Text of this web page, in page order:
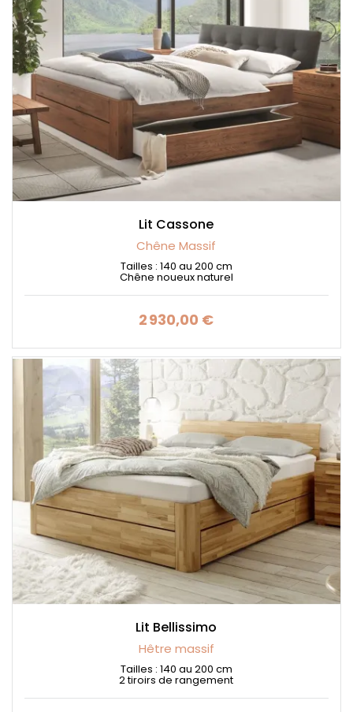
Lit Cassone
Chêne Massif
Tailles : 140 au 200 cm
Chêne noueux naturel
Prix
2 930,00 €
Lit Bellissimo
Hêtre massif
Tailles : 140 au 200 cm
2 tiroirs de rangement